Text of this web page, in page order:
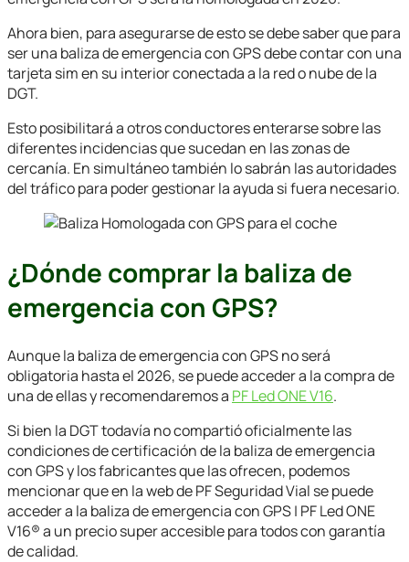
Ahora bien, para asegurarse de esto se debe saber que para
ser una baliza de emergencia con GPS debe contar con una
tarjeta sim en su interior conectada a la red o nube de la
DGT.
Esto posibilitará a otros conductores enterarse sobre las
diferentes incidencias que sucedan en las zonas de
cercanía. En simultáneo también lo sabrán las autoridades
del tráfico para poder gestionar la ayuda si fuera necesario.
¿Dónde comprar la baliza de
emergencia con GPS?
Aunque la baliza de emergencia con GPS no será
obligatoria hasta el 2026, se puede acceder a la compra de
una de ellas y recomendaremos a PF Led ONE V16.
Si bien la DGT todavía no compartió oficialmente las
condiciones de certificación de la baliza de emergencia
con GPS y los fabricantes que las ofrecen, podemos
mencionar que en la web de PF Seguridad Vial se puede
acceder a la baliza de emergencia con GPS | PF Led ONE
V16® a un precio super accesible para todos con garantía
de calidad.